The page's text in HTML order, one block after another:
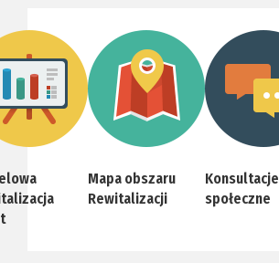
Mapa obszaru
Rewitalizacji
Konsultacje
społeczne